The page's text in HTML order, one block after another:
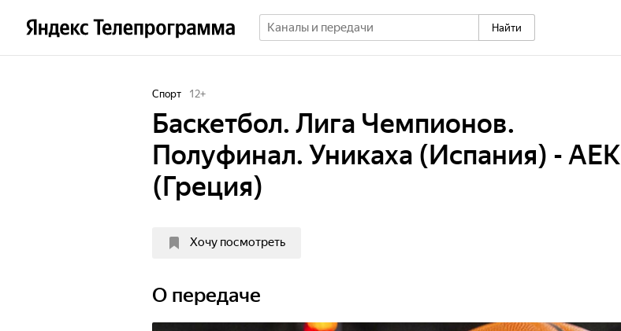
Найти
Спорт 12+
Баскетбол. Лига Чемпионов.
Полуфинал. Уникаха (Испания) - АЕК
(Греция)
Хочу посмотреть
О передаче